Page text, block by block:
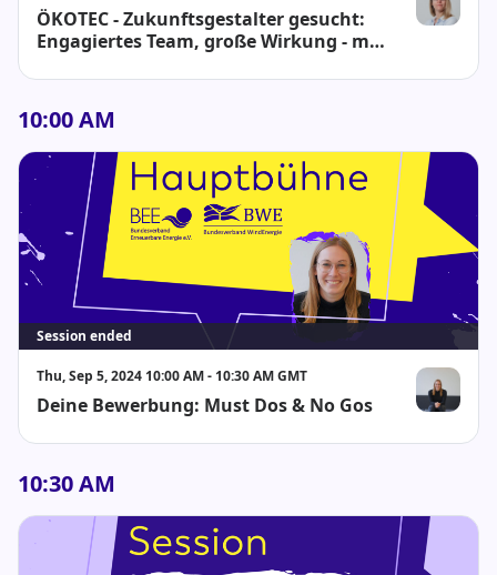
ÖKOTEC - Zukunftsgestalter gesucht:
Engagiertes Team, große Wirkung - mit
Expertise
Jacqueline
10:00 AM
Session ended
Thu, Sep 5, 2024 10:00 AM - 10:30 AM GMT
Deine Bewerbung: Must Dos & No Gos Julia
10:30 AM